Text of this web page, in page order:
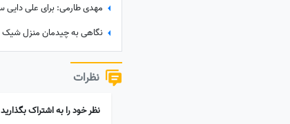
نظرات
نظر خود را به اشتراک بگذارید